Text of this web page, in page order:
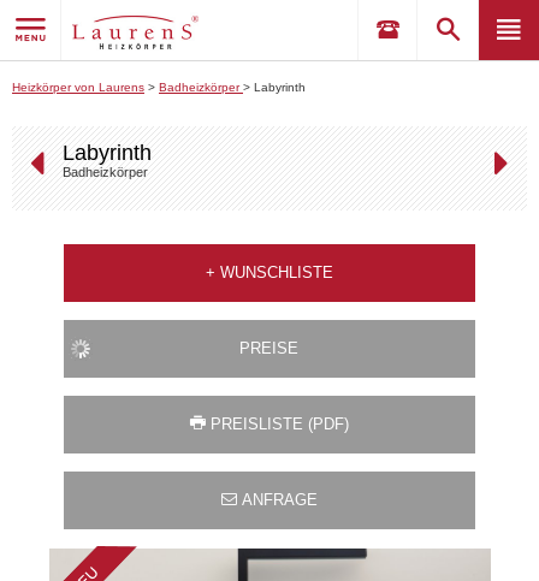
Heizkörper von Laurens > Badheizkörper> Labyrinth
Labyrinth
Badheizkörper
+ WUNSCHLISTE
PREISE
PREISLISTE (PDF)
ANFRAGE